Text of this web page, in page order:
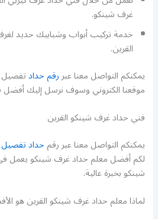
غرف شينكو.
خدمة تركيب أبواب وشبابيك حديد
القرين.
يمكنكم التواصل معنا عبررقم حدادتفصيل
موقعنا الكتروني وسوف نرسل إليك
فني حداد غرف شينكو القرين
يمكنكم التواصل معنا عبر رقمحداد
لكم أفضل معلم حداد غرف شينكو يعمل
شينكو بخبرة عالية.
لماذا معلم حداد غرف شينكو القرين هو